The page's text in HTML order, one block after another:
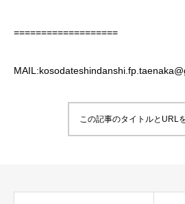
===================
この記事のタイトルとURL